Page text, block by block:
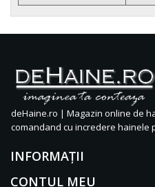
deHaine.ro | Magazin online de
comandand cu incredere hainele
INFORMAŢII
CONTUL MEU